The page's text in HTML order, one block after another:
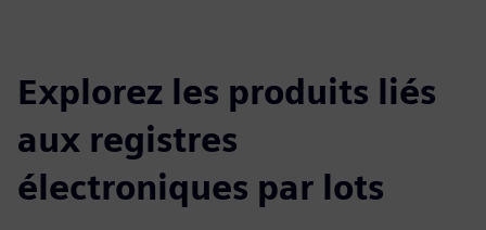
Explorez les produits liés
aux registres
électroniques par lots